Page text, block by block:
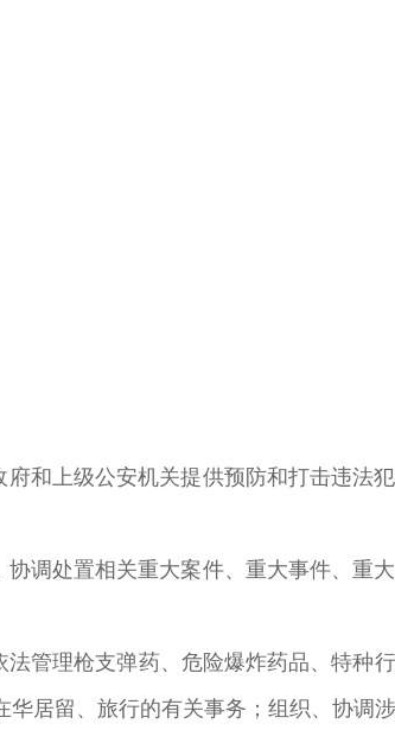
和上级公安机关提供预防和打击违法
调处置相关重大案件、重大事件、重
管理枪支弹药、危险爆炸药品、特种
居留、旅行的有关事务；组织、协调